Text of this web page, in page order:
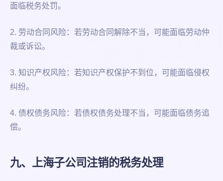
面临税务处罚。
2. 劳动合同风险：若劳动合同解除不当，可能面临劳动仲
裁或诉讼。
3. 知识产权风险：若知识产权保护不到位，可能面临侵权
纠纷。
4. 债权债务风险：若债权债务处理不当，可能面临债务追
偿。
九、上海子公司注销的税务处理